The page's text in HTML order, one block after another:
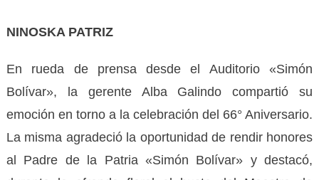
NINOSKA PATRIZ
En rueda de prensa desde el Auditorio «Simón
Bolívar», la gerente Alba Galindo compartió su
emoción en torno a la celebración del 66° Aniversario.
La misma agradeció la oportunidad de rendir honores
al Padre de la Patria «Simón Bolívar» y destacó,